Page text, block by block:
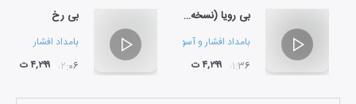
بی رویا (نسخه‌ی سینمایی)
بامداد افشار و آسو کهزادی
۰۱:۳۶ ۴,۲۹۹ ت
بی رخ
بامداد افشار
۰۲:۰۶ ۴,۲۹۹ ت